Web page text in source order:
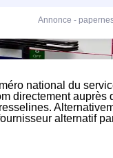
Annonce -
national du
directement auprès
alternatif